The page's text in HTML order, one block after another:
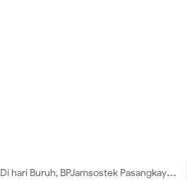
Di hari Buruh, BPJamsostek Pasangkayu Bersama Disnaktrans Serahkan Paket Sembako dan Santunan JKK